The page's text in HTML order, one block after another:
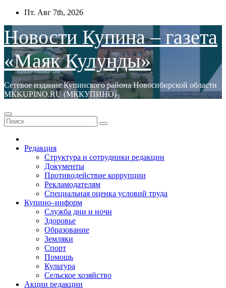
Перейти
содержимому
Пт. Авг 7th, 2026
Новости Купина – газета
«Маяк Кулунды»
Сетевое издание Купинского района Новосибирской области
МКKUPINO.RU (МККУПИНО)
Редакция
Структура и сотрудники редакции
Документы
Противодействие коррупции
Рекламодателям
Специальная оценка условий труда
Купино–информ
Служба дни и ночи
Здоровье
Образование
Земляки
Спорт
Помощь
Культура
Сельское хозяйство
Акции редакции